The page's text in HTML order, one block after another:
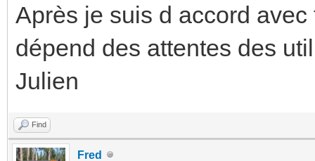
Après je suis d accord
dépend des attentes des
Julien
Find
Fred